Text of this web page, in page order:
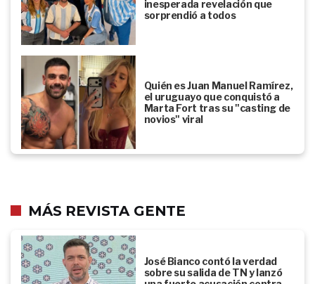
inesperada revelación que
sorprendió a todos
Quién es Juan Manuel Ramírez,
el uruguayo que conquistó a
Marta Fort tras su "casting de
novios" viral
MÁS REVISTA GENTE
José Bianco contó la verdad
sobre su salida de TN y lanzó